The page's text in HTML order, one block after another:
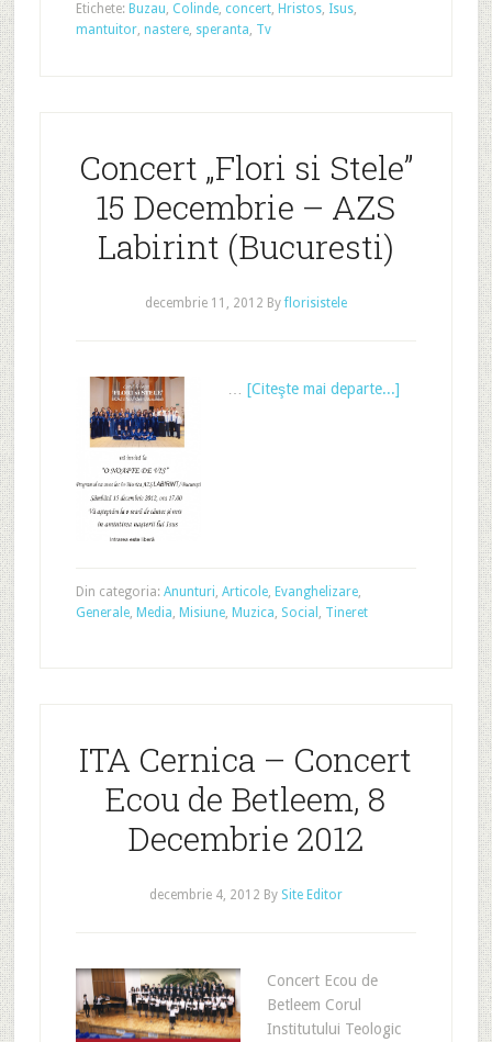
Etichete: Buzau, Colinde, concert, Hristos, Isus,
mantuitor, nastere, speranta, Tv
Concert „Flori si Stele”
15 Decembrie – AZS
Labirint (Bucuresti)
decembrie 11, 2012 Byflorisistele
[Citeşte mai departe...]
Din categoria: Anunturi, Articole, Evanghelizare,
Generale, Media, Misiune, Muzica, Social , Tineret
ITA Cernica – Concert
Ecou de Betleem, 8
Decembrie 2012
decembrie 4, 2012 By Site Editor
Concert Ecou de
Betleem Corul
Institutului Teologic